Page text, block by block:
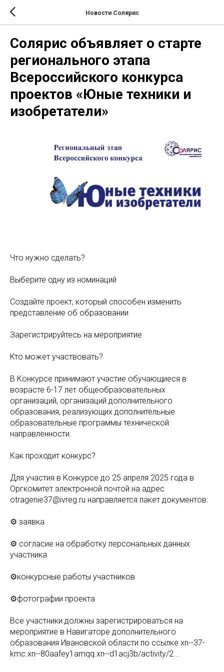
Новости Солярис
Солярис объявляет о старте
регионального этапа
Всероссийского конкурса
проектов «Юные техники и
изобретатели»
Что нужно сделать?
Выберите одну из номинаций
Создайте проект, который способен изменить
представление об образовании
Зарегистрируйтесь на мероприятие
Кто может участвовать?
В Конкурсе принимают участие обучающиеся в
возрасте 6-17 лет общеобразовательных
организаций, организаций дополнительного
образования, реализующих дополнительные
образовательные программы технической
направленности.
Как проходит конкурс?
Для участия в Конкурсе до 25 апреля 2025 года в
Оргкомитет электронной почтой на адрес
otragenie37@ivreg.ru направляется пакет документов:
⚙ заявка
⚙ согласие на обработку персональных данных
участника
⚙конкурсные работы участников
⚙фотографии проекта
Все участники должны зарегистрироваться на
мероприятие в Навигаторе дополнительного
образования Ивановской области по ссылке xn--37-
kmc.xn--80aafey1amqq.xn--d1acj3b/activity/2...